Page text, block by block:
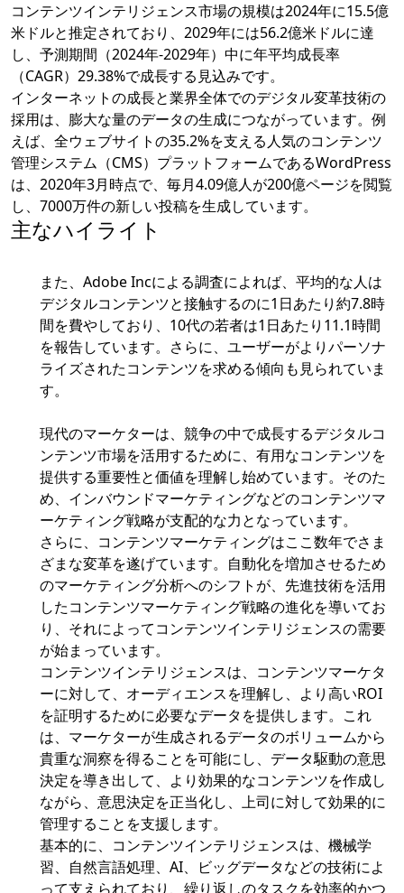
コンテンツインテリジェンス市場の規模は2024年に15.5億
米ドルと推定されており、2029年には56.2億米ドルに達
し、予測期間（2024年-2029年）中に年平均成長率
（CAGR）29.38%で成長する見込みです。
インターネットの成長と業界全体でのデジタル変革技術の
採用は、膨大な量のデータの生成につながっています。例
えば、全ウェブサイトの35.2%を支える人気のコンテンツ
管理システム（CMS）プラットフォームであるWordPress
は、2020年3月時点で、毎月4.09億人が200億ページを閲覧
し、7000万件の新しい投稿を生成しています。
主なハイライト
また、Adobe Incによる調査によれば、平均的な人は
デジタルコンテンツと接触するのに1日あたり約7.8時
間を費やしており、10代の若者は1日あたり11.1時間
を報告しています。さらに、ユーザーがよりパーソナ
ライズされたコンテンツを求める傾向も見られていま
す。
現代のマーケターは、競争の中で成長するデジタルコ
ンテンツ市場を活用するために、有用なコンテンツを
提供する重要性と価値を理解し始めています。そのた
め、インバウンドマーケティングなどのコンテンツマ
ーケティング戦略が支配的な力となっています。
さらに、コンテンツマーケティングはここ数年でさま
ざまな変革を遂げています。自動化を増加させるため
のマーケティング分析へのシフトが、先進技術を活用
したコンテンツマーケティング戦略の進化を導いてお
り、それによってコンテンツインテリジェンスの需要
が始まっています。
コンテンツインテリジェンスは、コンテンツマーケタ
ーに対して、オーディエンスを理解し、より高いROI
を証明するために必要なデータを提供します。これ
は、マーケターが生成されるデータのボリュームから
貴重な洞察を得ることを可能にし、データ駆動の意思
決定を導き出して、より効果的なコンテンツを作成し
ながら、意思決定を正当化し、上司に対して効果的に
管理することを支援します。
基本的に、コンテンツインテリジェンスは、機械学
習、自然言語処理、AI、ビッグデータなどの技術によ
って支えられており、繰り返しのタスクを効率的かつ